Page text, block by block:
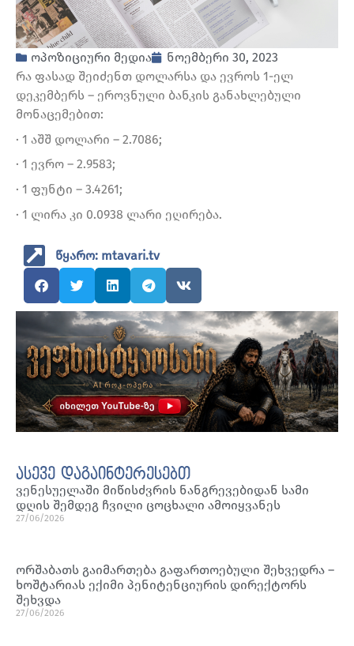
ოპოზიციური მედია
ნოემბერი 30, 2023
რა ფასად შეიძენთ დოლარსა და ევროს 1-ელ
დეკემბერს – ეროვნული ბანკის განახლებული
მონაცემებით:
· 1 აშშ დოლარი – 2.7086;
· 1 ევრო – 2.9583;
· 1 ფუნტი – 3.4261;
· 1 ლირა კი 0.0938 ლარი ეღირება.
წყარო: mtavari.tv
ასევე დაგაინტერესებთ
ვენესუელაში მიწისძვრის ნანგრევებიდან სამი
დღის შემდეგ ჩვილი ცოცხალი ამოიყვანეს
27/06/2026
ორშაბათს გაიმართება გაფართოებული შეხვედრა –
ხოშტარიას ექიმი პენიტენციურის დირექტორს
შეხვდა
27/06/2026